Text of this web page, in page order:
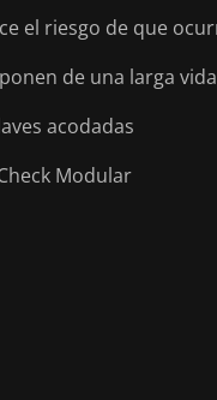
el riesgo de que
de una larga
acodadas
Modular